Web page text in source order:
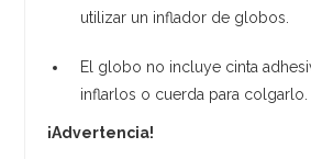
utilizar un inflador de globos.
El globo no incluye cinta
inflarlos o cuerda para colgarlo.
¡Advertencia!